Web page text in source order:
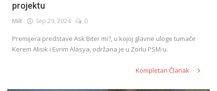
projektu
Milt Sep 29, 2024 0
Premijera predstave Ask Biter mi?, u kojoj glavne uloge tumače
Kerem Alisik i Evrim Alasya, održana je u Zorlu PSM-u.
Kompletan Članak